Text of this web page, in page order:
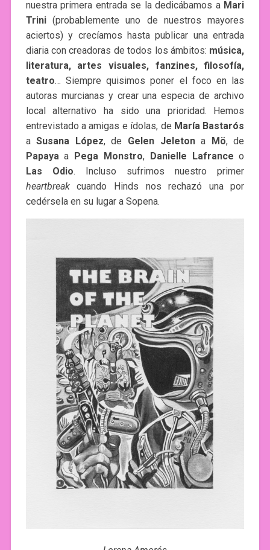
nuestra primera entrada se la dedicábamos a Mari
Trini(probablemente uno de nuestros mayores
aciertos) y crecíamos hasta publicar una entrada
diaria con creadoras de todos los ámbitos: música,
literatura, artes visuales, fanzines, filosofía,
teatro… Siempre quisimos poner el foco en las
autoras murcianas y crear una especia de archivo
local alternativo ha sido una prioridad. Hemos
entrevistado a amigas e ídolas, de María Bastarós
aSusana López, de Gelen Jeletona Mö, de
Papaya a Pega Monstro, Danielle Lafrance o
Las Odio. Incluso sufrimos nuestro primer
heartbreakcuando Hinds nos rechazó una por
cedérsela en su lugar a Sopena.